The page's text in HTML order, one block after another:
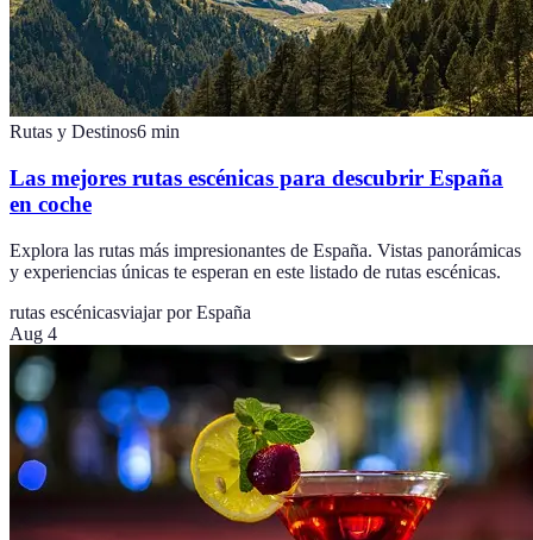
Rutas y Destinos6 min
Las mejores rutas escénicas para descubrir España
en coche
Explora las rutas más impresionantes de España. Vistas panorámicas
y experiencias únicas te esperan en este listado de rutas escénicas.
rutas escénicasviajar por España
Aug 4